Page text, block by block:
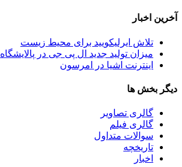
آخرین اخبار
تلاش ایرلیکویید برای محیط زیست
میزان تولید جدید ال پی جی در پالایشگاه
اینترنت اشیا در امرسون
دیگر بخش ها
گالری تصاویر
گالری فیلم
سوالات متداول
تاریخچه
اخبار